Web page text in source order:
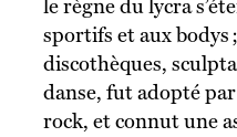
le règne du lycra
sportifs et aux bodys
discothèques,
danse, fut adopté
rock, et connut une